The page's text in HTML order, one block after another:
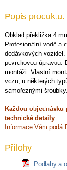
Popis produktu:
Obklad překližka 4
Profesionální vodě a
dodávkových
povrchovou úpravou.
montáži. Vlastní
vozu, u některých
samořeznými
Každou
technické detaily
Informace Vám podá
Přílohy
Podlahy a